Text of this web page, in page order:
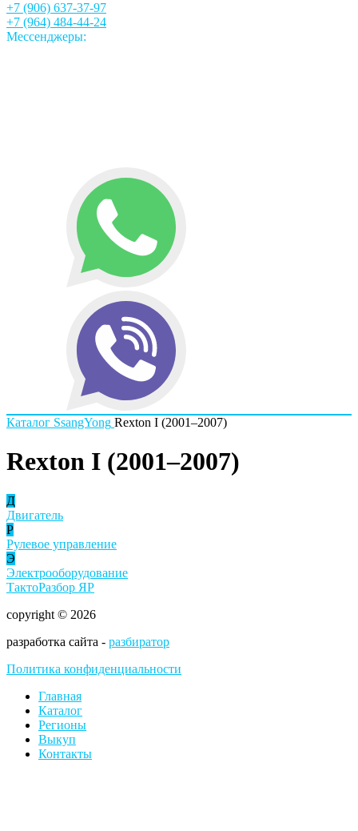
+7 (906) 637-37-97
+7 (964) 484-44-24
Мессенджеры:
Каталог SsangYong Rexton I (2001–2007)
Rexton I (2001–2007)
Д
Двигатель
Р
Рулевое управление
Э
Электрооборудование
ТактоРазбор ЯР
copyright © 2026
разработка сайта - разбиратор
Политика конфиденциальности
Главная
Каталог
Регионы
Выкуп
Контакты